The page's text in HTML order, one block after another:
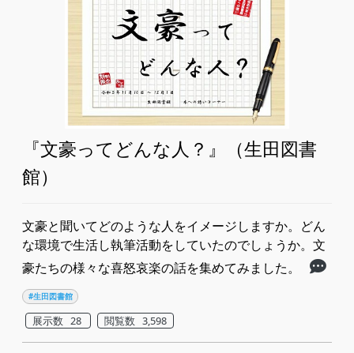
『文豪ってどんな人？』（生田図書
館）
文豪と聞いてどのような人をイメージしますか。どん
な環境で生活し執筆活動をしていたのでしょうか。文
豪たちの様々な喜怒哀楽の話を集めてみました。
#生田図書館
展示数 28 閲覧数 3,598